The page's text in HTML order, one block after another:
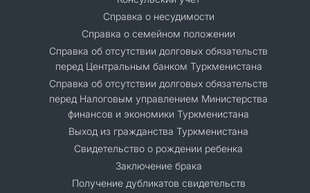
Справка о несудимости
Справка о семейном положении
Cправка об отсутствии долговых обязательств
перед Центральным банком Туркменистана
Справка об отсутствии долговых обязательств
перед Налоговым управлением Министерства
финансов и экономики Туркменистана
Выход из гражданства Туркменистана
Свидетельство о рождении ребенка
Заключение брака
Получение дубликатов свидетельств